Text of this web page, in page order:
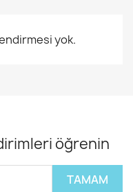
yok.
öğrenin